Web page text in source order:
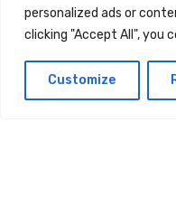
personalized ads or
clicking "Accept All", you
Customize